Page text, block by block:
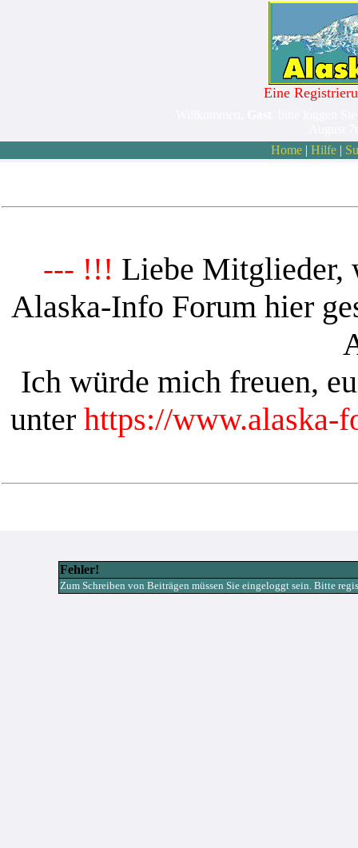
Eine
Home| Hilfe|
--- !!! Liebe Mitglieder,
Alaska-Info Forum hier
Ich würde mich freuen,
unter https://www.alaska-
Fehler!
Zum Schreiben von Beiträgen müssen Sie eingeloggt sein. Bitte